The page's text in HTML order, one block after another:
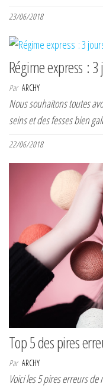
23/06/2018
Régime express :
Par ARCHY
Nous souhaitons toutes
seins et des fesses bien
22/06/2018
Top 5 des pires
Par ARCHY
Voici les 5 pires erreurs